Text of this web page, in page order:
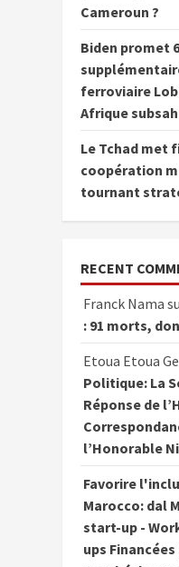
Cameroun ?
Biden promet
ferroviaire
Afrique
Le Tchad met
coopération
tournant
RECENT
Franck Nama
: 91 morts,
Etoua Etoua
Politique: La
Réponse de
l’Honorable
Favorire
Marocco: dal
start-up -
ups